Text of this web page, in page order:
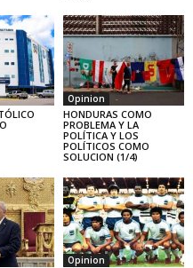
Opinion
HONDURAS COMO
PROBLEMA Y LA
POLÍTICA Y LOS
POLÍTICOS COMO
SOLUCION (1/4)
Opinion